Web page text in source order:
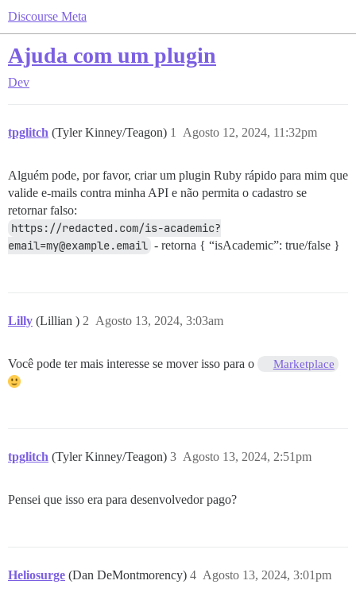
Discourse Meta
Ajuda com um plugin
Dev
tpglitch (Tyler Kinney/Teagon) Agosto 12, 2024, 11:32pm
1
Alguém pode, por favor, criar um plugin Ruby rápido para mim que
valide e-mails contra minha API e não permita o cadastro se
retornar falso:
https://redacted.com/is-academic?
email=my@example.email - retorna { “isAcademic”: true/false }
Lilly (Lillian ) Agosto 13, 2024, 3:03am
2
Você pode ter mais interesse se mover isso para o Marketplace
tpglitch (Tyler Kinney/Teagon) Agosto 13, 2024, 2:51pm
3
Pensei que isso era para desenvolvedor pago?
Heliosurge (Dan DeMontmorency) Agosto 13, 2024, 3:01pm
4